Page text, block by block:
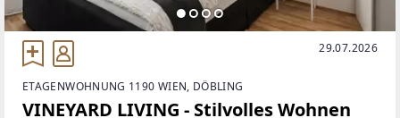
29.07.2026
ETAGENWOHNUNG 1190 WIEN, DÖBLING
VINEYARD LIVING - Stilvolles Wohnen